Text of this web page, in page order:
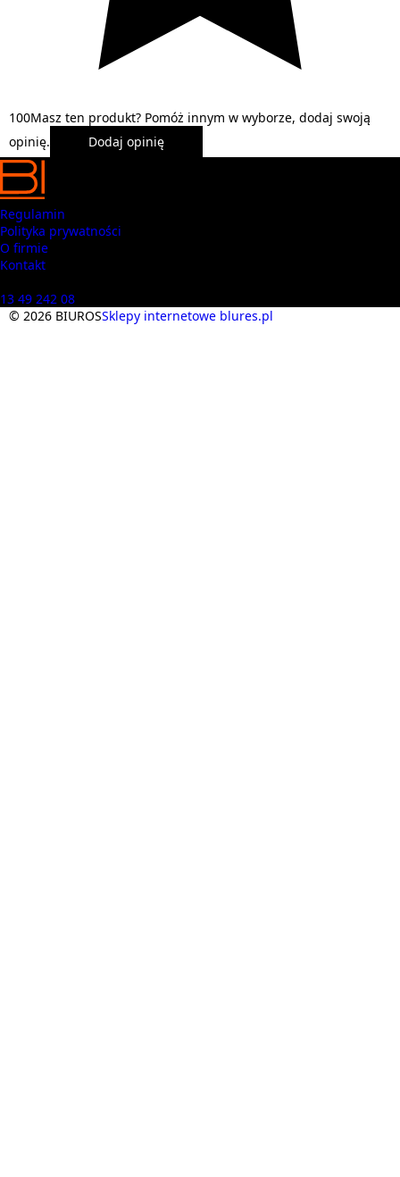
100Masz ten produkt? Pomóż innym w wyborze, dodaj swoją
opinię.
Dodaj opinię
Regulamin
Polityka prywatności
O firmie
Kontakt
13 49 242 08
© 2026 BIUROSSklepy internetowe blures.pl